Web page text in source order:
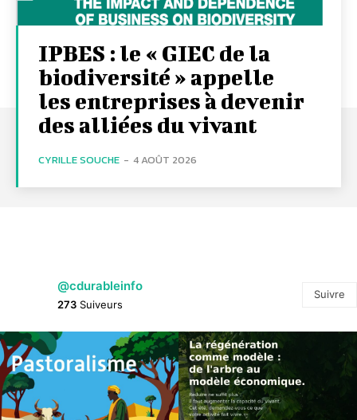
IPBES : le « GIEC de la
biodiversité » appelle
les entreprises à devenir
des alliées du vivant
CYRILLE SOUCHE - 4 AOÛT 2026
@cdurableinfo
273 Suiveurs
Suivre